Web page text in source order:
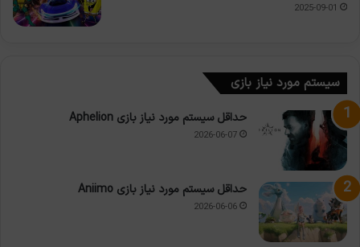
2025-09-01
سیستم مورد نیاز بازی
حداقل سیستم مورد نیاز بازی Aphelion
2026-06-07
حداقل سیستم مورد نیاز بازی Aniimo
2026-06-06